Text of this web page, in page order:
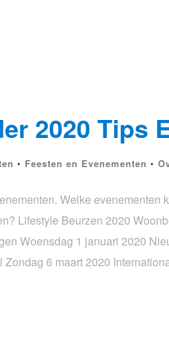
2020 Tips
• Feesten en Evenementen •
Welke evenementen
Lifestyle Beurzen 2020
Woensdag 1 januari 2020
6 maart 2020